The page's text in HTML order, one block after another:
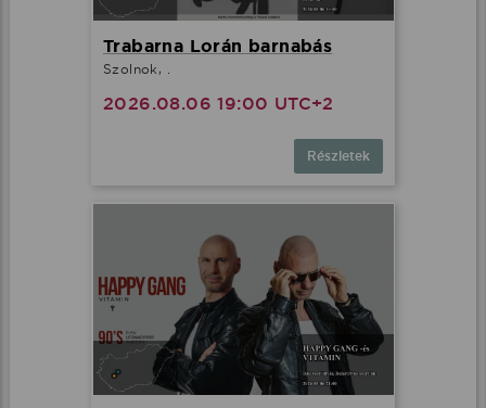
Trabarna Lorán barnabás
Szolnok, .
2026.08.06 19:00 UTC+2
Részletek